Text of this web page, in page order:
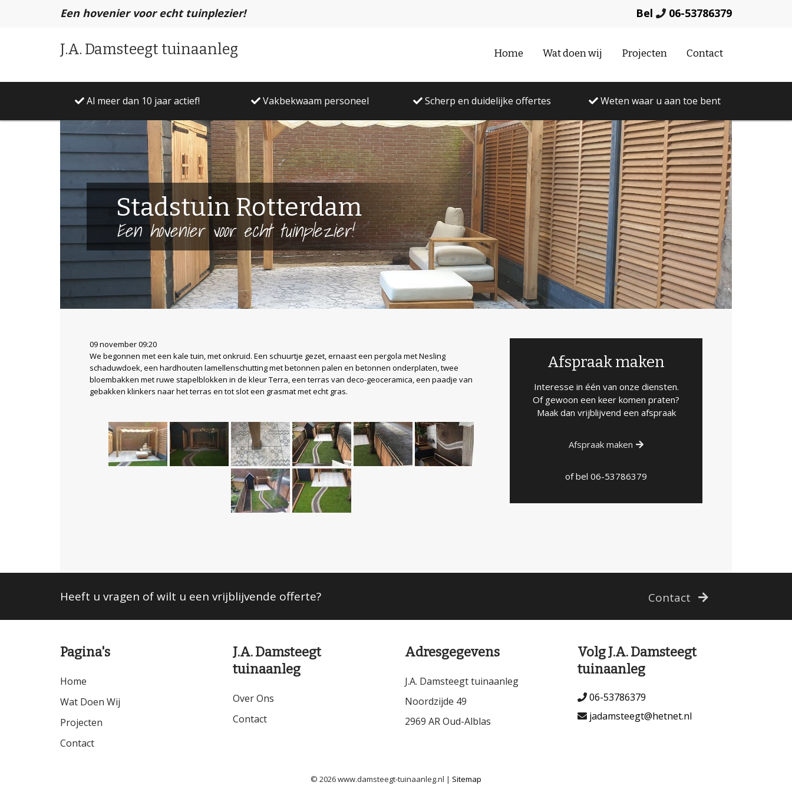
Een hovenier voor echt tuinplezier! Bel 06-53786379
J.A. Damsteegt tuinaanleg Home Wat doen wij Projecten Contact
Al meer dan 10 jaar actief! Vakbekwaam personeel Scherp en duidelijke offertes Weten waar u aan toe bent
Stadstuin Rotterdam
Een hovenier voor echt tuinplezier!
09 november 09:20
We begonnen met een kale tuin, met onkruid. Een schuurtje gezet, ernaast een pergola met Nesling
schaduwdoek, een hardhouten lamellenschutting met betonnen palen en betonnen onderplaten, twee
bloembakken met ruwe stapelblokken in de kleur Terra, een terras van deco-geoceramica, een paadje van
gebakken klinkers naar het terras en tot slot een grasmat met echt gras.
Afspraak maken
Interesse in één van onze diensten.
Of gewoon een keer komen praten?
Maak dan vrijblijvend een afspraak
Afspraak maken
of bel 06-53786379
Heeft u vragen of wilt u een vrijblijvende offerte? Contact
Pagina's
Home
Wat Doen Wij
Projecten
Contact
J.A. Damsteegt
tuinaanleg
Over Ons
Contact
Adresgegevens
J.A. Damsteegt tuinaanleg
Noordzijde 49
2969 AR Oud-Alblas
Volg J.A. Damsteegt
tuinaanleg
06-53786379
jadamsteegt@hetnet.nl
© 2026 www.damsteegt-tuinaanleg.nl | Sitemap